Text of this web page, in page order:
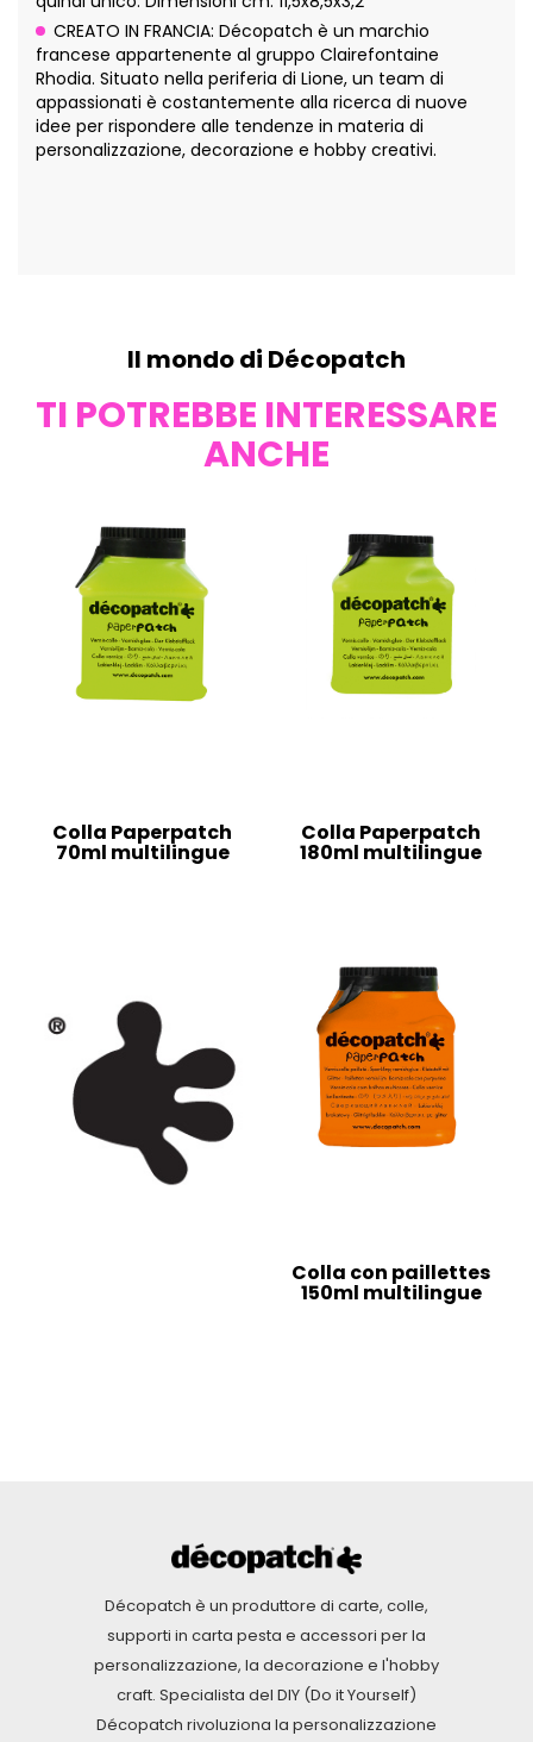
CREATO IN FRANCIA: Décopatch è un marchio
francese appartenente al gruppo Clairefontaine
Rhodia. Situato nella periferia di Lione, un team di
appassionati è costantemente alla ricerca di nuove
idee per rispondere alle tendenze in materia di
personalizzazione, decorazione e hobby creativi.
Il mondo di Décopatch
TI POTREBBE INTERESSARE
ANCHE
Colla Paperpatch
70ml multilingue
Colla Paperpatch
180ml multilingue
Colla con paillettes
150ml multilingue
Décopatch è un produttore di carte, colle,
supporti in carta pesta e accessori per la
personalizzazione, la decorazione e l'hobby
craft. Specialista del DIY (Do it Yourself)
Décopatch rivoluziona la personalizzazione